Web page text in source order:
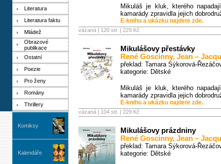
Literatura
Literatura faktu
Mládež
Obrazové
publikace
Ostatní
Poezie
Pro ženy
Romány
Thrillery
Komiksy
Kalendáře
Mikuláš je kluk, kterého
kamarády zpravidla jejich
E-knihu a ukázku najdete zde.
vázaná | 120 str. | 229 Kč
Mikulášovy přestávky
René Goscinny, Jean –
překlad: Tamara Sýkorová-
kategorie: Dětské
Mikuláš je kluk, kterého
kamarády zpravidla jejich
E-knihu a ukázku najdete zde.
vázaná | 104 str. | 229 Kč
Mikulášovy prázdniny
René Goscinny, Jean –
překlad: Tamara Sýkorová-
kategorie: Dětské